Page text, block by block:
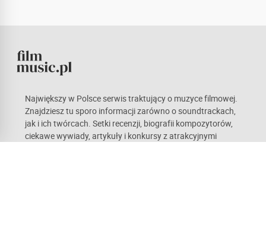
Największy w Polsce serwis traktujący o muzyce filmowej.
Znajdziesz tu sporo informacji zarówno o soundtrackach,
jak i ich twórcach. Setki recenzji, biografii kompozytorów,
ciekawe wywiady, artykuły i konkursy z atrakcyjnymi